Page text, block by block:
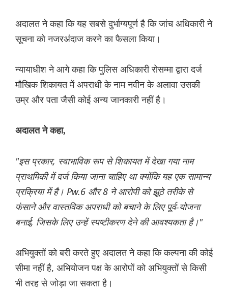
अदालत ने कहा कि यह सबसे दुर्भाग्यपूर्ण है कि जांच अधिकारी ने
सूचना को नजरअंदाज करने का फैसला किया।
न्यायाधीश ने आगे कहा कि पुलिस अधिकारी रोसम्मा द्वारा दर्ज
मौखिक शिकायत में अपराधी के नाम नवीन के अलावा उसकी
उम्र और पता जैसी कोई अन्य जानकारी नहीं है।
अदालत ने कहा,
"इस प्रकार, स्वाभाविक रूप से शिकायत में देखा गया नाम
प्राथमिकी में दर्ज किया जाना चाहिए था क्योंकि यह एक सामान्य
प्रक्रिया में है। Pw.6 और 8 ने आरोपी को झूठे तरीके से
फंसाने और वास्तविक अपराधी को बचाने के लिए पूर्व-योजना
बनाई, जिसके लिए उन्हें स्पष्टीकरण देने की आवश्यकता है।"
अभियुक्तों को बरी करते हुए अदालत ने कहा कि कल्पना की कोई
सीमा नहीं है, अभियोजन पक्ष के आरोपों को अभियुक्तों से किसी
भी तरह से जोड़ा जा सकता है।